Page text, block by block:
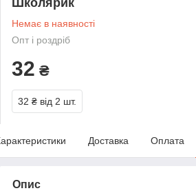
Немає в наявності
Опт і роздріб
32 ₴
32 ₴ від 2 шт.
Доставка Оплата
Опис